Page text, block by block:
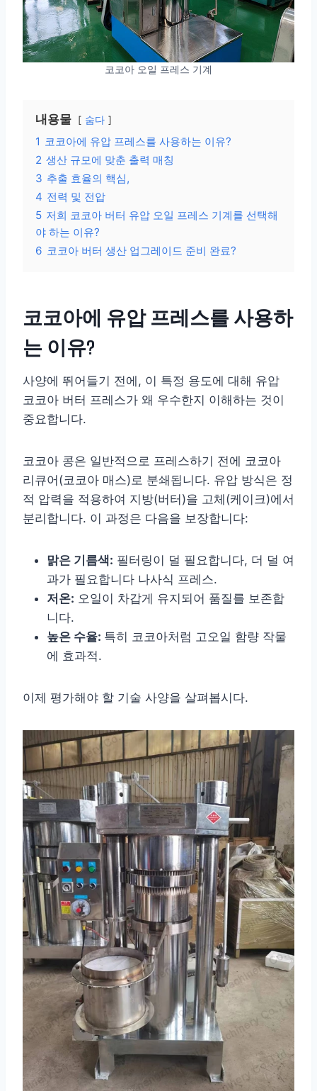
코코아 오일 프레스 기계
내용물 숨다
1 코코아에 유압 프레스를 사용하는 이유?
2 생산 규모에 맞춘 출력 매칭
3 추출 효율의 핵심,
4 전력 및 전압
5 저희 코코아 버터 유압 오일 프레스 기계를 선택해
야 하는 이유?
6 코코아 버터 생산 업그레이드 준비 완료?
코코아에 유압 프레스를 사용하
는 이유?
사양에 뛰어들기 전에, 이 특정 용도에 대해 유압
코코아 버터 프레스가 왜 우수한지 이해하는 것이
중요합니다.
코코아 콩은 일반적으로 프레스하기 전에 코코아
리큐어(코코아 매스)로 분쇄됩니다. 유압 방식은 정
적 압력을 적용하여 지방(버터)을 고체(케이크)에서
분리합니다. 이 과정은 다음을 보장합니다:
맑은 기름색: 필터링이 덜 필요합니다, 더 덜 여
과가 필요합니다 나사식 프레스.
저온: 오일이 차갑게 유지되어 품질를 보존합
니다.
높은 수율: 특히 코코아처럼 고오일 함량 작물
에 효과적.
이제 평가해야 할 기술 사양을 살펴봅시다.